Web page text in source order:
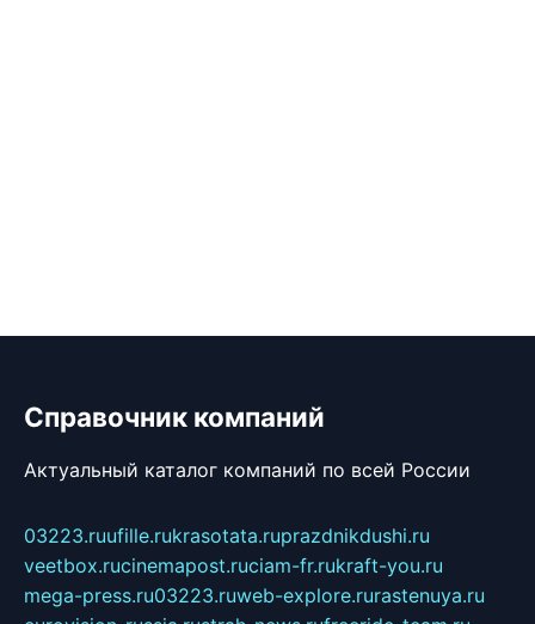
Справочник компаний
Актуальный каталог компаний по всей России
03223.ruufille.rukrasotata.ruprazdnikdushi.ru
veetbox.rucinemapost.ruciam-fr.rukraft-you.ru
mega-press.ru03223.ruweb-explore.rurastenuya.ru